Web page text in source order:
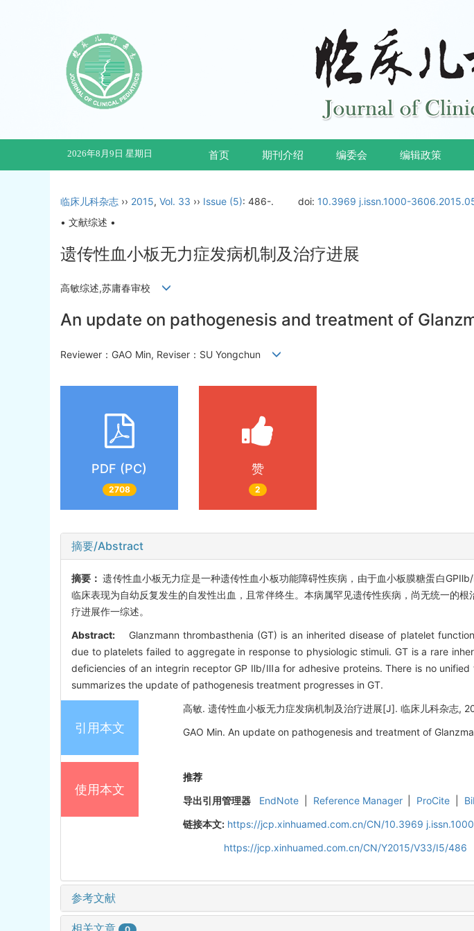
2026年8月9日 星期日 首页 期刊介绍 编委会 编辑政策
临床儿科杂志 ›› 2015, Vol. 33 ›› Issue (5): 486-. doi: 10.3969 j.issn.1000-
• 文献综述 •
遗传性血小板无力症发病机制及治疗进展
高敏综述,苏庸春审校
An update on pathogenesis and treatment of
Reviewer：GAO Min, Reviser：SU Yongchun
PDF (PC)
2708
赞
2
摘要/Abstract
摘要：遗传性血小板无力症是一种遗传性血小板功能障碍性疾病，由于血小板膜糖蛋白
临床表现为自幼反复发生的自发性出血，且常伴终生。本病属罕见遗传性疾病，尚无统一的
疗进展作一综述。
Abstract:
Glanzmann thrombasthenia (GT) is an inherited disease of platelet
due to platelets failed to aggregate in response to physiologic stimuli. GT is a rare
deficiencies of an integrin receptor GP Ⅱb/Ⅲa for adhesive proteins. There is no
summarizes the update of pathogenesis treatment progresses in GT.
引用本文
高敏. 遗传性血小板无力症发病机制及治疗进展[J]. 临床儿科杂志,
GAO Min. An update on pathogenesis and treatment of
使用本文
推荐
导出引用管理器
EndNote Reference Manager ProCite
链接本文: https://jcp.xinhuamed.com.cn/CN/10.3969
https://jcp.xinhuamed.com.cn/CN/Y2015/V33/I5/486
参考文献